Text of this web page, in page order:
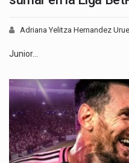
Adriana Yelitza Hernandez
Junior…